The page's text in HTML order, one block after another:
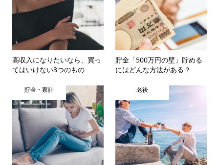
高収入になりたいなら、買っ
てはいけない3つのもの
貯金「500万円の壁」貯める
にはどんな方法がある？
貯金・家計 老後